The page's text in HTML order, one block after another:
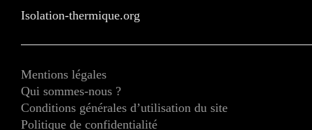
Isolation-thermique.org
Mentions légales
Qui sommes-nous ?
Conditions générales d’utilisation du site
Politique de confidentialité